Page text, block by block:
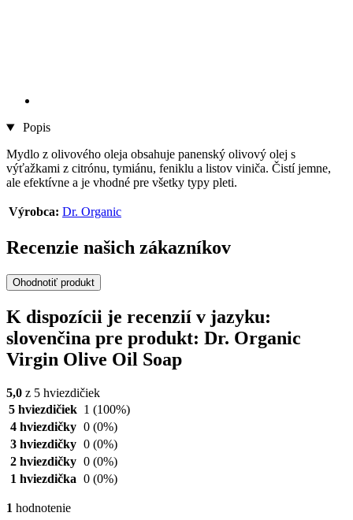
Popis
Mydlo z olivového oleja obsahuje panenský olivový olej s
výťažkami z citrónu, tymiánu, feniklu a listov viniča. Čistí jemne,
ale efektívne a je vhodné pre všetky typy pleti.
Výrobca: Dr. Organic
Recenzie našich zákazníkov
Ohodnotiť produkt
K dispozícii je recenzií v jazyku:
slovenčina pre produkt: Dr. Organic
Virgin Olive Oil Soap
5,0 z 5 hviezdičiek
5 hviezdičiek 1 (100%)
4 hviezdičky 0 (0%)
3 hviezdičky 0 (0%)
2 hviezdičky 0 (0%)
1 hviezdička 0 (0%)
1 hodnotenie